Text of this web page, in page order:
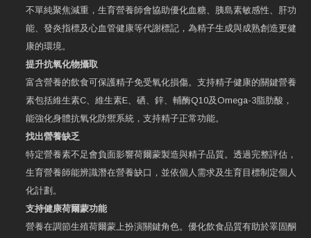
不單純聚焦減重，生育營養師會協助優化血糖、胰島素敏感性、肝功
能、發炎指標及心血管健康等代謝標記，為精子生成與成熟創造更健
康的環境。
提升抗氧化物攝取
富含營養的飲食可保護精子免受氧化損傷。支持精子健康的關鍵營養
素包括維生素C、維生素E、硒、鋅、輔酶Q10及Omega-3脂肪酸，
能強化身體抗氧化防禦系統，支持精子正常功能。
找出營養缺乏
特定營養素不足會負面影響荷爾蒙製造與精子品質。透過完整評估，
生育營養師能辨識潛在營養缺口，並依個人需求及生育目標制定個人
化計劃。
支持健康荷爾蒙功能
營養在調節生殖荷爾蒙上扮演關鍵角色。優化飲食品質有助於睪固酮